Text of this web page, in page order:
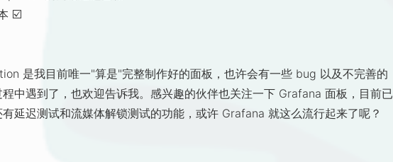
☑
是我目前唯一"算是"完整制作好的面板，也许会有一些 bug 以及不完善的
中遇到了，也欢迎告诉我。感兴趣的伙伴也关注一下 Grafana 面板，目前已
延迟测试和流媒体解锁测试的功能，或许 Grafana 就这么流行起来了呢？